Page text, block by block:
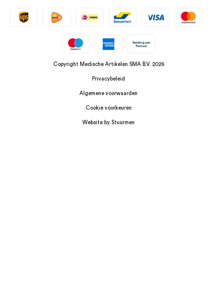
Copyright Medische Artikelen SMA B.V. 2026
Privacybeleid
Algemene voorwaarden
Cookie voorkeuren
Website by Stuurmen